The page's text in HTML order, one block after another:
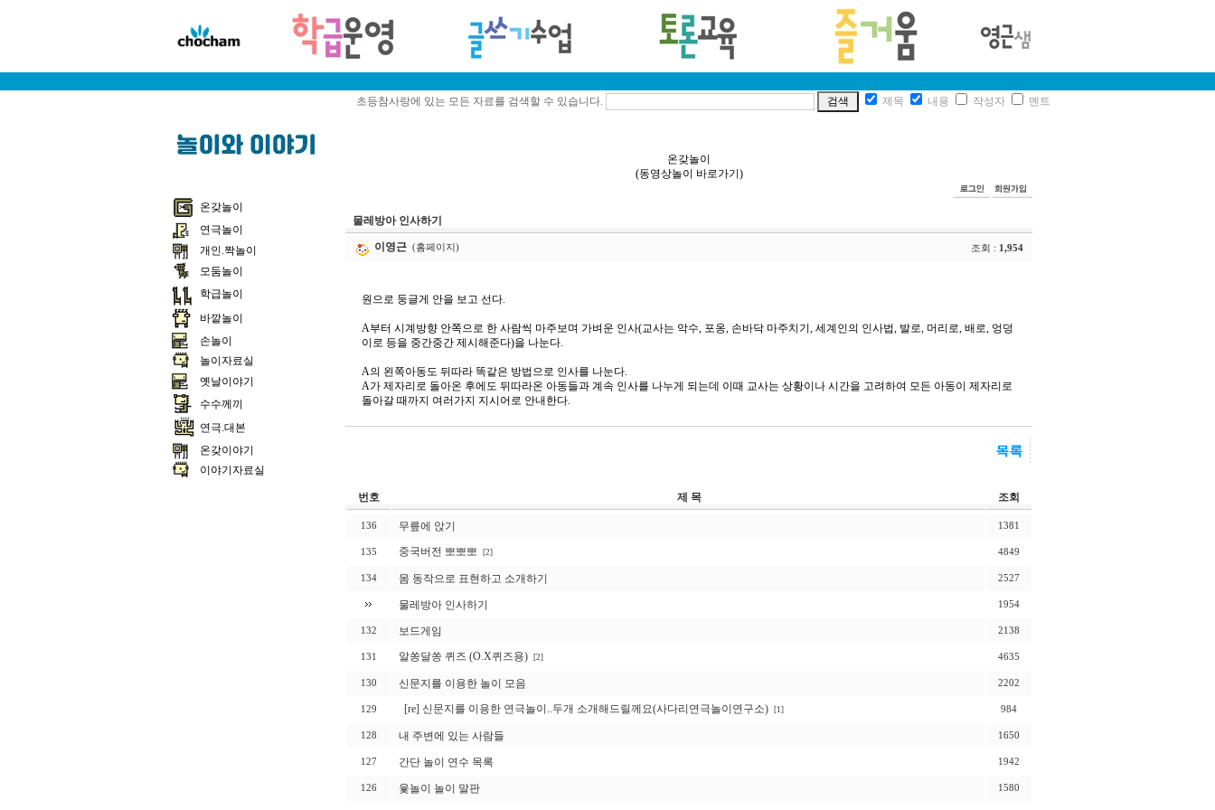
초등참사랑에 있는 모든 자료를 검색할 수 있습니다. 제목 내용 작성자 멘트
온갖놀이
연극놀이
개인.짝놀이
모둠놀이
학급놀이
바깥놀이
손놀이
놀이자료실
옛날이야기
수수께끼
연극.대본
온갖이야기
이야기자료실
온갖놀이
(동영상놀이 바로가기 )
물레방아 인사하기
이영근 (홈페이지) 조회 : 1,954
원으로 둥글게 안을 보고 선다.
A부터 시계방향 안쪽으로 한 사람씩 마주보며 가벼운 인사(교사는 악수, 포옹, 손바닥 마주치기, 세계인의 인사법, 발로, 머리로, 배로, 엉덩
이로 등을 중간중간 제시해준다)을 나눈다.
A의 왼쪽아동도 뒤따라 똑같은 방법으로 인사를 나눈다.
A가 제자리로 돌아온 후에도 뒤따라온 아동들과 계속 인사를 나누게 되는데 이때 교사는 상황이나 시간을 고려하여 모든 아동이 제자리로
돌아갈 때까지 여러가지 지시어로 안내한다.
번호 제 목 조회
136 무릎에 앉기 1381
135 중국버전 뽀뽀뽀 [2] 4849
134 몸 동작으로 표현하고 소개하기 2527
물레방아 인사하기 1954
132 보드게임 2138
131 알쏭달쏭 퀴즈 (O.X퀴즈용) [2] 4635
130 신문지를 이용한 놀이 모음 2202
129 [re] 신문지를 이용한 연극놀이..두개 소개해드릴께요(사다리연극놀이연구소) [1] 984
128 내 주변에 있는 사람들 1650
127 간단 놀이 연수 목록 1942
126 윷놀이 놀이 말판 1580